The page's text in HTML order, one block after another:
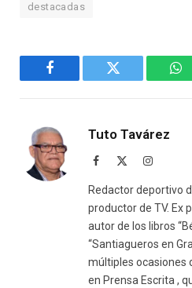
destacadas
Facebook Twitter
Tuto Tavárez
Facebook Instagram
Redactor deportivo
productor de TV. Ex
autor de los libros
“Santiagueros en
múltiples ocasiones
en Prensa Escrita ,